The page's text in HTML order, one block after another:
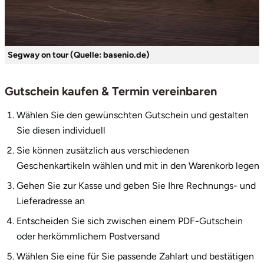
Segway on tour (Quelle: basenio.de)
Gutschein kaufen & Termin vereinbaren
Wählen Sie den gewünschten Gutschein und gestalten
Sie diesen individuell
Sie können zusätzlich aus verschiedenen
Geschenkartikeln wählen und mit in den Warenkorb legen
Gehen Sie zur Kasse und geben Sie Ihre Rechnungs- und
Lieferadresse an
Entscheiden Sie sich zwischen einem PDF-Gutschein
oder herkömmlichem Postversand
Wählen Sie eine für Sie passende Zahlart und bestätigen